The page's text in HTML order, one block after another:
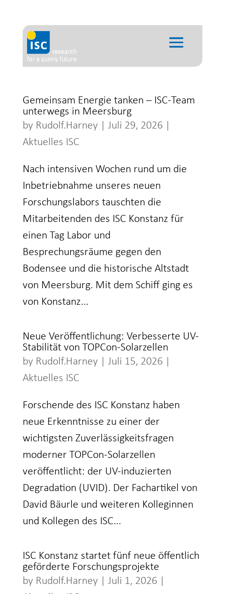
Gemeinsam Energie tanken – ISC-Team
unterwegs in Meersburg
by Rudolf.Harney Juli 29, 2026
Aktuelles ISC
Nach intensiven Wochen rund um die
Inbetriebnahme unseres neuen
Forschungslabors tauschten die
Mitarbeitenden des ISC Konstanz für
einen Tag Labor und
Besprechungsräume gegen den
Bodensee und die historische Altstadt
von Meersburg. Mit dem Schiff ging es
von Konstanz...
Neue Veröffentlichung: Verbesserte UV-
Stabilität von TOPCon-Solarzellen
by Rudolf.Harney Juli 15, 2026
Aktuelles ISC
Forschende des ISC Konstanz haben
neue Erkenntnisse zu einer der
wichtigsten Zuverlässigkeitsfragen
moderner TOPCon-Solarzellen
veröffentlicht: der UV-induzierten
Degradation (UVID). Der Fachartikel von
David Bäurle und weiteren Kolleginnen
und Kollegen des ISC...
ISC Konstanz startet fünf neue öffentlich
geförderte Forschungsprojekte
by Rudolf.Harney Juli 1, 2026